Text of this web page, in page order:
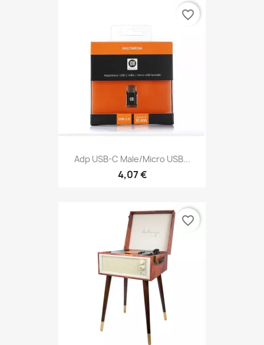
Adp USB-C Male/micro USB...
4,07 €
favorite_border
favorite_border